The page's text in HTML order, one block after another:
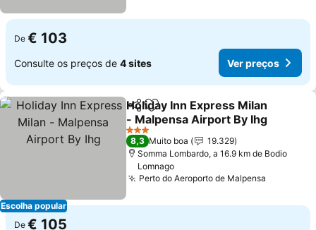
De € 103
Consulte os preços de 4 sites Ver preços
Escolha popular
PartilharAdicionar aos favoritos
Holiday Inn Express Milan
- Malpensa Airport By Ihg
Ver preços
3 Estrelas
8,3 Muito boa
19.329
Somma Lombardo, a 16.9 km de Bodio
Lomnago
Perto do Aeroporto de Malpensa
De € 105